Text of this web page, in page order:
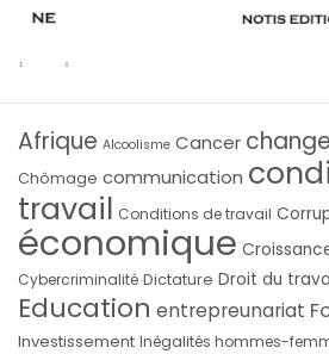
Afrique Alcoolisme Cancer
Chômage communication
travail Conditions de travail
économique
Cybercriminalité Dictature Droit du
Education entrepreunariat
Investissement Inégalités hommes-